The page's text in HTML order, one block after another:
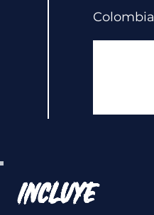
Colombia
INCLUYE